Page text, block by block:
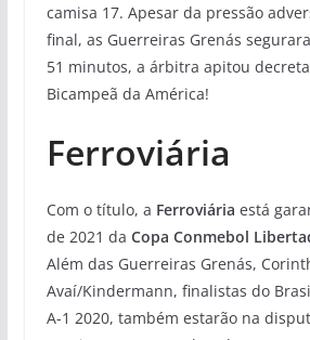
camisa 17. Apesar da pressão
final, as Guerreiras Grenás
51 minutos, a árbitra apitou
Bicampeã da América!
Ferroviária
Com o título, a Ferroviária está
de 2021 da Copa Conmebol
Além das Guerreiras Grenás,
Avaí/Kindermann, finalistas do
A-1 2020, também estarão na